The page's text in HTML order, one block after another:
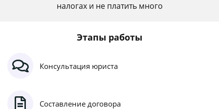
налогах и не платить много
Этапы работы
Консультация юриста
Составление договора